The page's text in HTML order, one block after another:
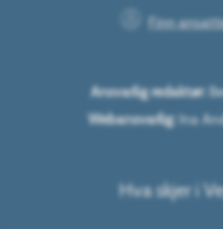
Finn
Ansvarlig redaktør:
Webansvarlig: Ina
Hva skjer i